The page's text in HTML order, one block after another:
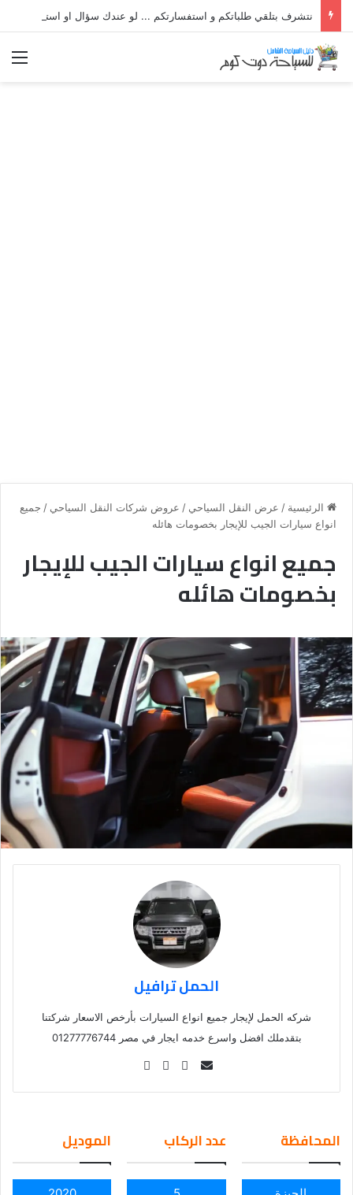
الرئيسية / عرض النقل السياحي / عروض شركات النقل السياحي / جميع
انواع سيارات الجيب للإيجار بخصومات هائله
جميع انواع سيارات الجيب للإيجار
بخصومات هائله
الحمل ترافيل
شركه الحمل لإيجار جميع انواع السيارات بأرخص الاسعار شركتنا
بتقدملك افضل واسرع خدمه ايجار في مصر 01277776744
Se
ail
المحافظة عدد الركاب الموديل